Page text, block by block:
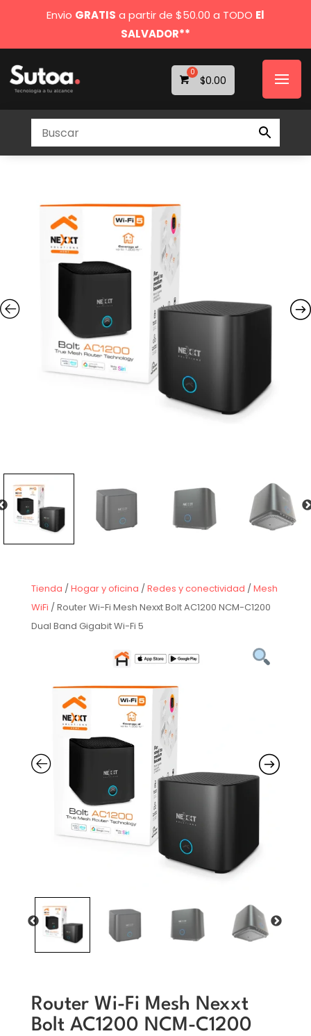
Envio GRATIS a partir de $50.00 a TODO El
SALVADOR**
$0.00
Tienda /Hogar y oficina /Redes y conectividad /Mesh
WiFi / Router Wi-Fi Mesh Nexxt Bolt AC1200 NCM-C1200
Dual Band Gigabit Wi-Fi 5
Router Wi-Fi Mesh Nexxt
Bolt AC1200 NCM-C1200